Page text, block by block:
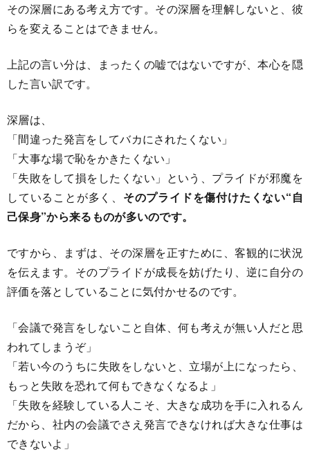
その深層にある考え方です。その深層を理解しないと、彼
らを変えることはできません。
上記の言い分は、まったくの嘘ではないですが、本心を隠
した言い訳です。
深層は、
「間違った発言をしてバカにされたくない」
「大事な場で恥をかきたくない」
「失敗をして損をしたくない」という、プライドが邪魔を
していることが多く、 そのプライドを傷付けたくない“自
己保身”から来るものが多いのです。
ですから、まずは、その深層を正すために、客観的に状況
を伝えます。そのプライドが成長を妨げたり、逆に自分の
評価を落としていることに気付かせるのです。
「会議で発言をしないこと自体、何も考えが無い人だと思
われてしまうぞ」
「若い今のうちに失敗をしないと、立場が上になったら、
もっと失敗を恐れて何もできなくなるよ」
「失敗を経験している人こそ、大きな成功を手に入れるん
だから、社内の会議でさえ発言できなければ大きな仕事は
できないよ」